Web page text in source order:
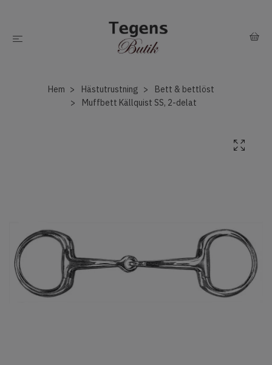
Hem Hästutrustning
Bett & bettlöst
Muffbett Källquist SS, 2-delat